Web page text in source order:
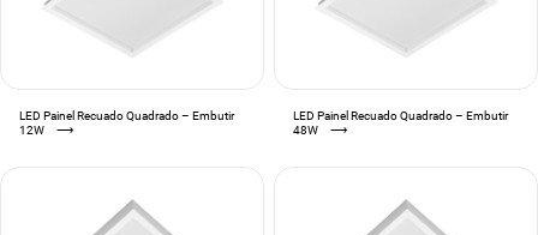
LED Painel Recuado Quadrado – Embutir
12W
⟶
LED Painel Recuado Quadrado – Embutir
48W
⟶